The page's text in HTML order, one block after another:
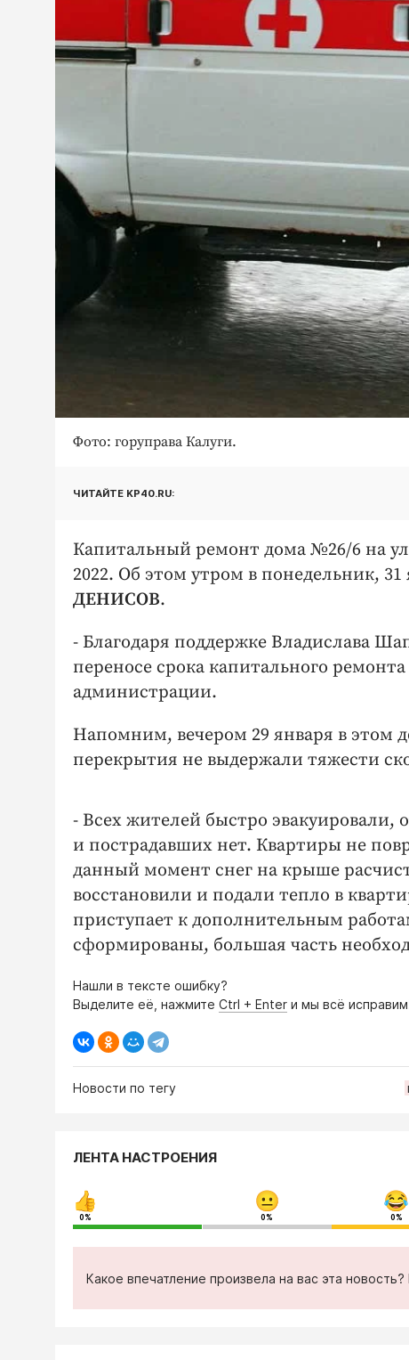
Фото: горуправа Калуги.
ЧИТАЙТЕ KP40.RU:
Капитальный ремонт дома №26/6 на
2022. Об этом утром в понедельник,
ДЕНИСОВ.
- Благодаря поддержке Владислава
переносе срока капитального
администрации.
Напомним, вечером 29 января в этом
перекрытия не выдержали тяжести
- Всех жителей быстро
и пострадавших нет. Квартиры не
данный момент снег на крыше
восстановили и подали тепло в
приступает к дополнительным
сформированы, большая часть
Нашли в тексте ошибку?
Выделите её, нажмите Ctrl + Enter и мы всё
Новости по тегу
ЛЕНТА НАСТРОЕНИЯ
0% 0% 0%
Какое впечатление произвела на вас эта